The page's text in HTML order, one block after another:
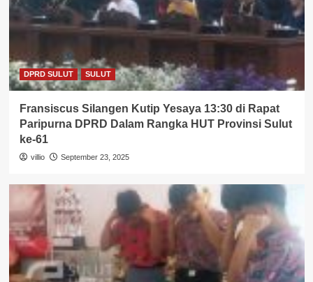
DPRD SULUT SULUT
Fransiscus Silangen Kutip Yesaya 13:30 di Rapat
Paripurna DPRD Dalam Rangka HUT Provinsi Sulut
ke-61
villio September 23, 2025